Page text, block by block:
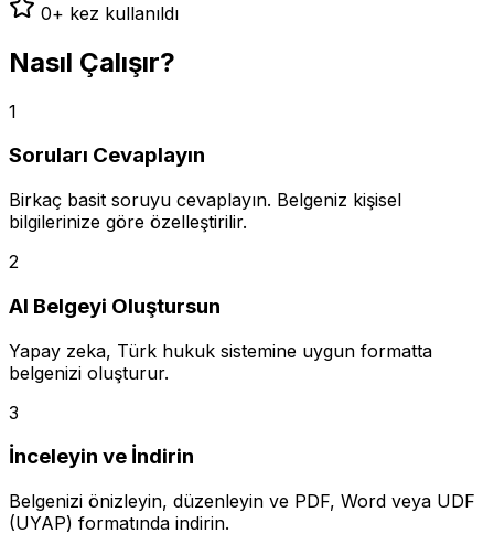
0+ kez kullanıldı
Nasıl Çalışır?
1
Soruları Cevaplayın
Birkaç basit soruyu cevaplayın. Belgeniz kişisel
bilgilerinize göre özelleştirilir.
2
AI Belgeyi Oluştursun
Yapay zeka, Türk hukuk sistemine uygun formatta
belgenizi oluşturur.
3
İnceleyin ve İndirin
Belgenizi önizleyin, düzenleyin ve PDF, Word veya UDF
(UYAP) formatında indirin.